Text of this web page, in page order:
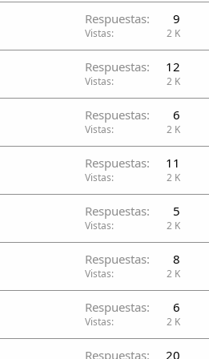
Respuestas 9
Vistas 2 K
Respuestas 12
Vistas 2 K
Respuestas 6
Vistas 2 K
Respuestas 11
Vistas 2 K
Respuestas 5
Vistas 2 K
Respuestas 8
Vistas 2 K
Respuestas 6
Vistas 2 K
Respuestas 20